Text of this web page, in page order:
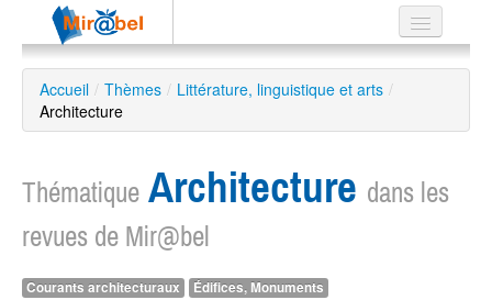
Le réseau
Soutien
avancée
Accueil / Thèmes / Littérature, linguistique et arts /
Architecture
Thématique Architecture dans les
revues de Mir@bel
Courants architecturaux
Édifices, Monuments